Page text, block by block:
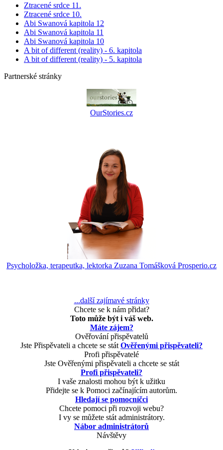
Ztracené srdce 11.
Ztracené srdce 10.
Abi Swanová kapitola 12
Abi Swanová kapitola 11
Abi Swanová kapitola 10
A bit of different (reality) - 6. kapitola
A bit of different (reality) - 5. kapitola
Partnerské stránky
OurStories.cz
Psycholožka, terapeutka, lektorka Zuzana Tomášková Prosperio.cz
...další zajímavé stránky
Chcete se k nám přidat?
Toto může být i váš web.
Máte zájem?
Ověřování přispěvatelů
Jste Přispěvateli a chcete se stát Ověřenými přispěvateli?
Profi přispěvatelé
Jste Ověřenými přispěvateli a chcete se stát
Profi přispěvateli?
I vaše znalosti mohou být k užitku
Přidejte se k Pomoci začínajícím autorům.
Hledají se pomocníčci
Chcete pomoci při rozvoji webu?
I vy se můžete stát administrátory.
Nábor administrátorů
Návštěvy